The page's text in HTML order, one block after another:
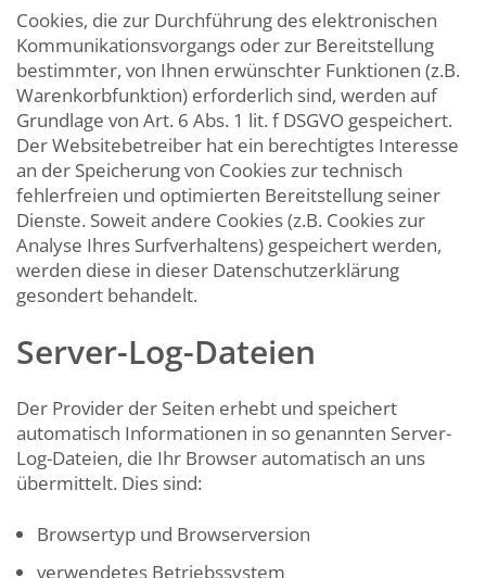
Cookies, die zur Durchführung des elektronischen
Kommunikationsvorgangs oder zur Bereitstellung
bestimmter, von Ihnen erwünschter Funktionen (z.B.
Warenkorbfunktion) erforderlich sind, werden auf
Grundlage von Art. 6 Abs. 1 lit. f DSGVO gespeichert.
Der Websitebetreiber hat ein berechtigtes Interesse
an der Speicherung von Cookies zur technisch
fehlerfreien und optimierten Bereitstellung seiner
Dienste. Soweit andere Cookies (z.B. Cookies zur
Analyse Ihres Surfverhaltens) gespeichert werden,
werden diese in dieser Datenschutzerklärung
gesondert behandelt.
Server-Log-Dateien
Der Provider der Seiten erhebt und speichert
automatisch Informationen in so genannten Server-
Log-Dateien, die Ihr Browser automatisch an uns
übermittelt. Dies sind:
Browsertyp und Browserversion
verwendetes Betriebssystem